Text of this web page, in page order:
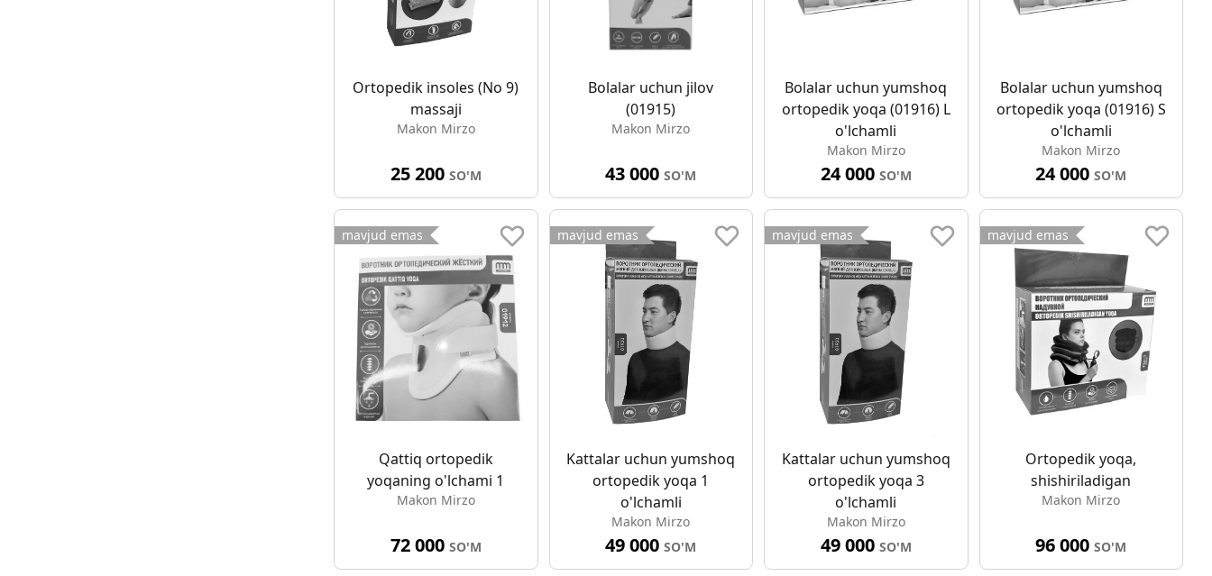
Ortopedik insoles (No 9)
massaji
Makon Mirzo
25 200 SO'M
Bolalar uchun jilov
(01915)
Makon Mirzo
43 000SO'M
Bolalar uchun yumshoq
ortopedik yoqa (01916) L
o'lchamli
Makon Mirzo
24 000 SO'M
Bolalar uchun yumshoq
ortopedik yoqa (01916) S
o'lchamli
Makon Mirzo
24 000SO'M
mavjud emas
Qattiq ortopedik
yoqaning o'lchami 1
Makon Mirzo
72 000 SO'M
mavjud emas
Kattalar uchun yumshoq
ortopedik yoqa 1
o'lchamli
Makon Mirzo
49 000SO'M
mavjud emas
Kattalar uchun yumshoq
ortopedik yoqa 3
o'lchamli
Makon Mirzo
49 000 SO'M
mavjud emas
Ortopedik yoqa,
shishiriladigan
Makon Mirzo
96 000SO'M